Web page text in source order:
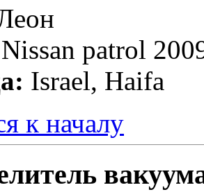
Nissan patrol
Israel, Haifa
к началу